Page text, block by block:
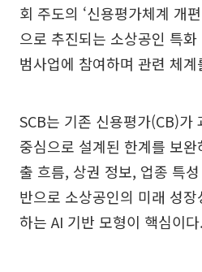
회 주도의 ‘신용평가체계 개
으로 추진되는 소상공인 특
범사업에 참여하며 관련 체
SCB는 기존 신용평가(CB)가
중심으로 설계된 한계를 보
출 흐름, 상권 정보, 업종 특
반으로 소상공인의 미래 성
하는 AI 기반 모형이 핵심이다.